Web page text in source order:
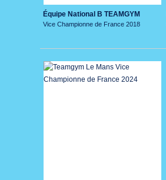
Équipe National B TEAMGYM
Vice Championne de France 2018